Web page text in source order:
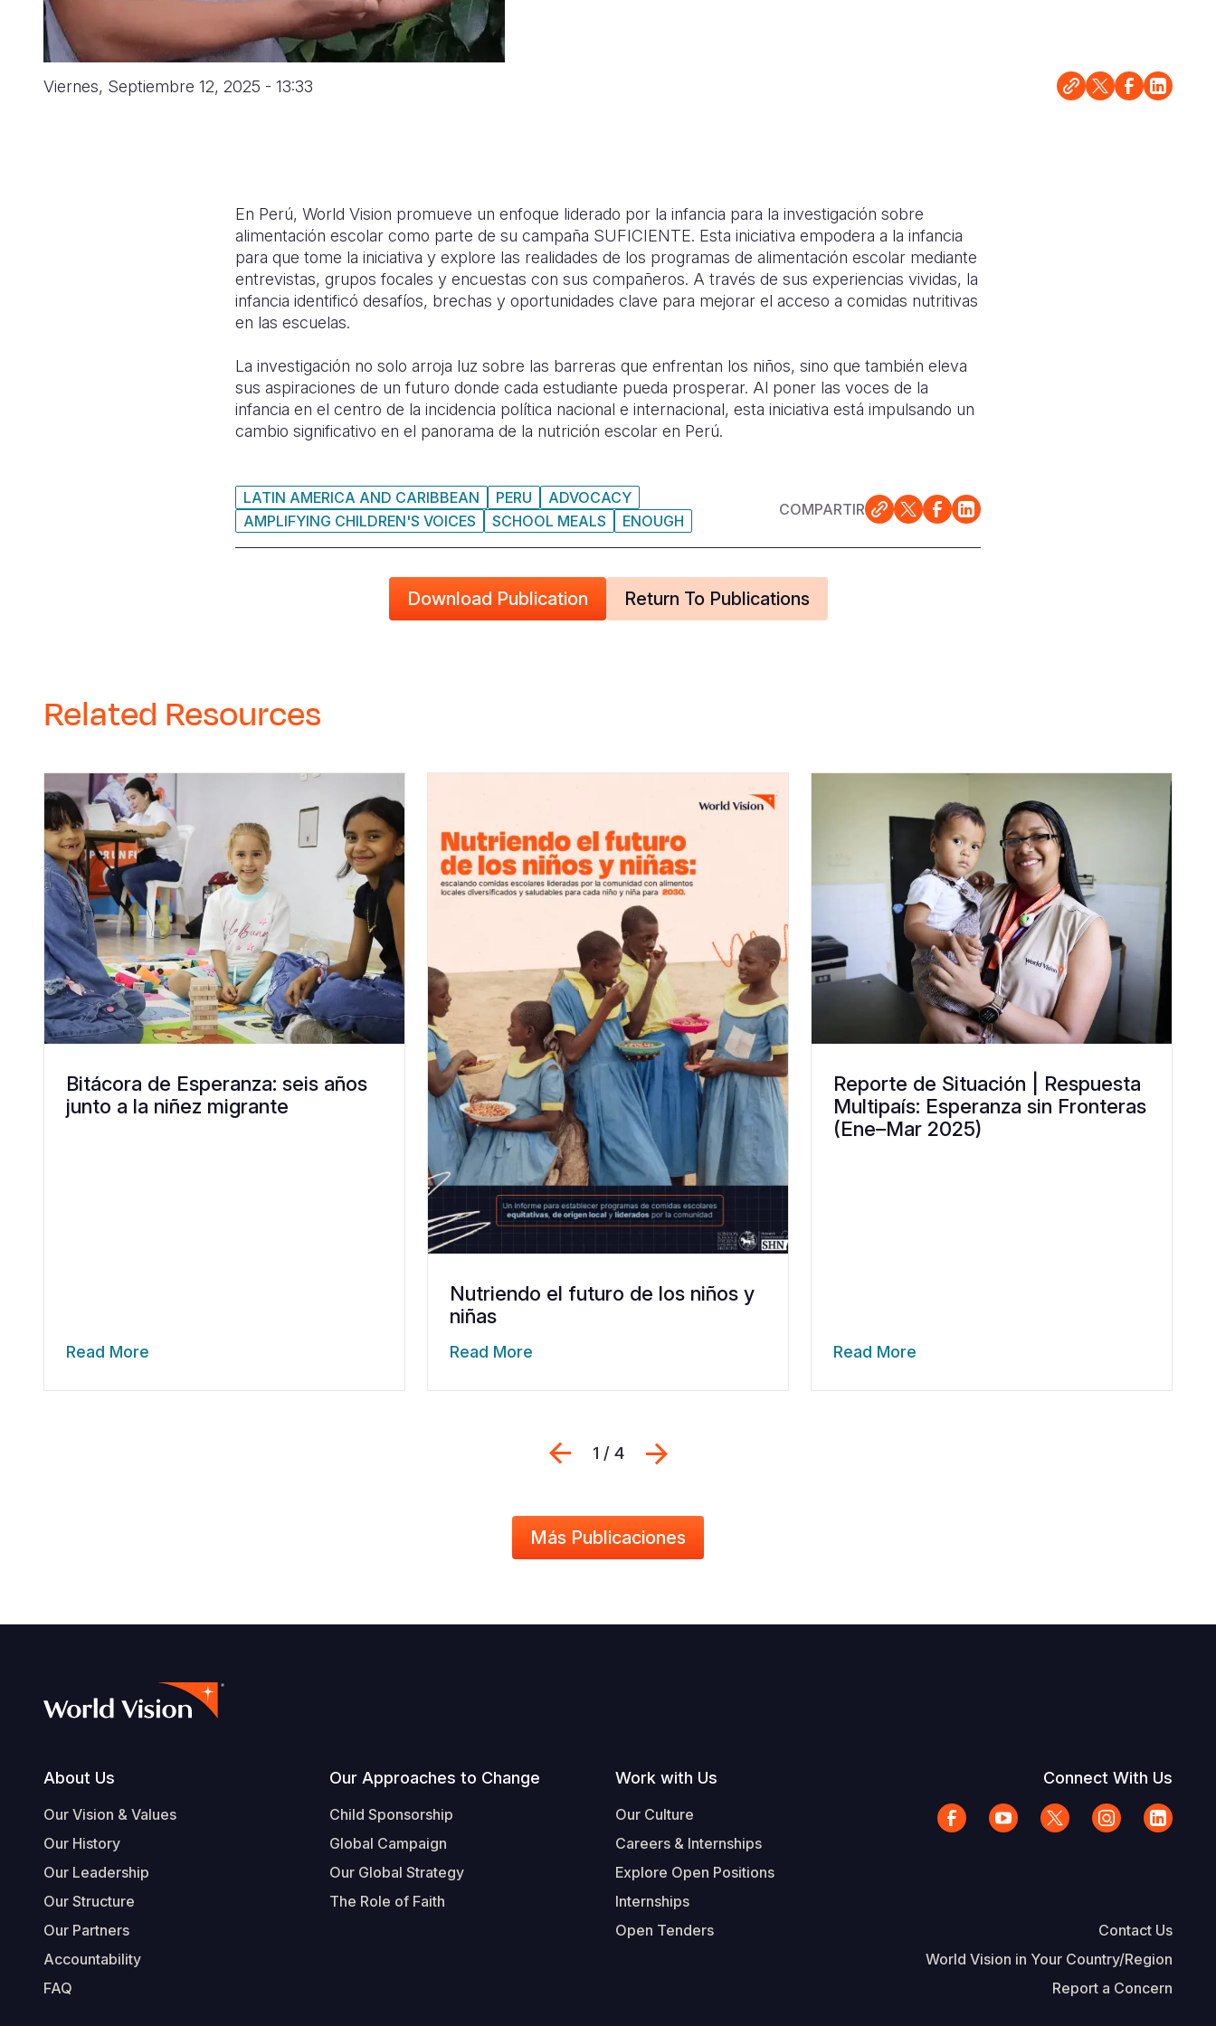
Viernes, Septiembre 12, 2025 - 13:33
En Perú, World Vision promueve un enfoque liderado por la infancia para la investigación sobre
alimentación escolar como parte de su campaña SUFICIENTE. Esta iniciativa empodera a la infancia
para que tome la iniciativa y explore las realidades de los programas de alimentación escolar mediante
entrevistas, grupos focales y encuestas con sus compañeros. A través de sus experiencias vividas, la
infancia identificó desafíos, brechas y oportunidades clave para mejorar el acceso a comidas nutritivas
en las escuelas.
La investigación no solo arroja luz sobre las barreras que enfrentan los niños, sino que también eleva
sus aspiraciones de un futuro donde cada estudiante pueda prosperar. Al poner las voces de la
infancia en el centro de la incidencia política nacional e internacional, esta iniciativa está impulsando un
cambio significativo en el panorama de la nutrición escolar en Perú.
LATIN AMERICA AND CARIBBEAN PERU
ADVOCACY
AMPLIFYING CHILDREN'S VOICES
SCHOOL MEALS ENOUGH
COMPARTIR
Download Publication Return To Publications
Related Resources
Bitácora de Esperanza: seis años
junto a la niñez migrante
Read More
Nutriendo el futuro de los niños y
niñas
Read More
Reporte de Situación | Respuesta
Multipaís: Esperanza sin Fronteras
(Ene–Mar 2025)
Read More
Previous
1 / 4
Más Publicaciones
Footer
About Us
Our Vision & Values
Our History
Our Leadership
Our Structure
Our Partners
Accountability
FAQ
Our Approaches to Change
Child Sponsorship
Global Campaign
Our Global Strategy
The Role of Faith
Work with Us
Our Culture
Careers & Internships
Explore Open Positions
Internships
Open Tenders
Connect With Us
Contact Us
World Vision in Your Country/Region
Report a Concern